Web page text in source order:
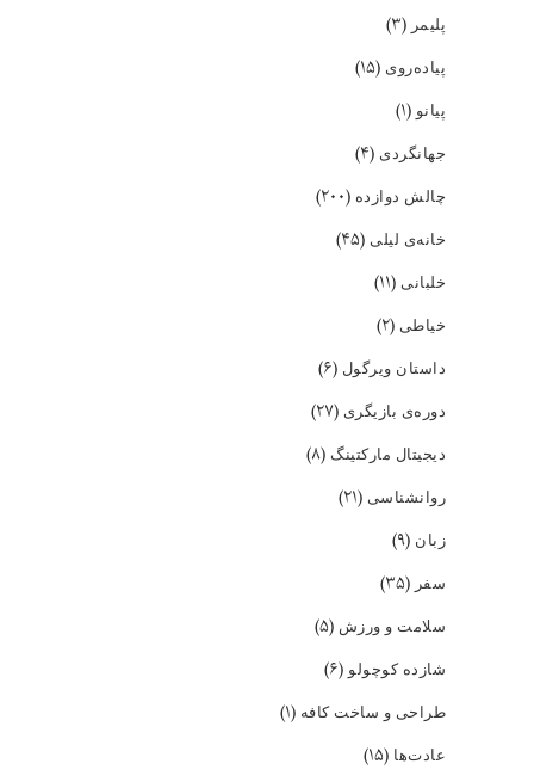
پلیمر (۳)
پیاده‌روی (۱۵)
پیانو(۱)
جهانگردی (۴)
چالش دوازده (۲۰۰)
خانه‌ی لیلی (۴۵)
خلبانی (۱۱)
خیاطی (۲)
داستان ویرگول (۶)
دوره‌ی بازیگری (۲۷)
دیجیتال مارکتینگ (۸)
روانشناسی (۲۱)
زبان (۹)
سفر (۳۵)
سلامت و ورزش (۵)
شازده کوچولو(۶)
طراحی و ساخت کافه (۱)
عادت‌ها (۱۵)